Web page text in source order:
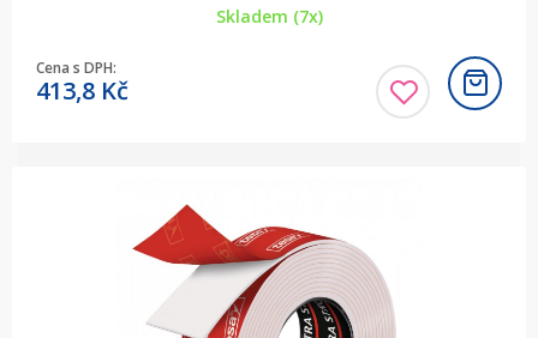
Skladem (7x)
Cena s DPH:
413,8 Kč